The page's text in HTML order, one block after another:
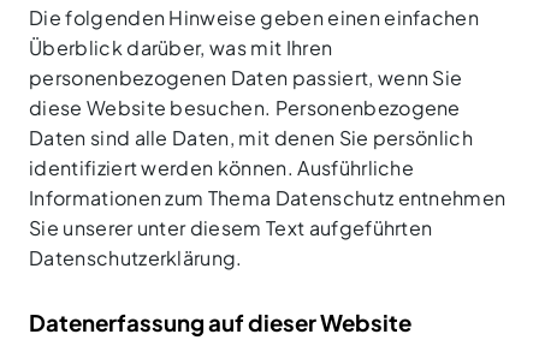
Ihre Zugangsdaten werden über den Zentralverband
verwaltet. Bitte nutzen Sie die dortige Funktion.
Angemeldet bleiben
Die folgenden Hinweise geben einen einfachen
Überblick darüber, was mit Ihren
personenbezogenen Daten passiert, wenn Sie
diese Website besuchen. Personenbezogene
Daten sind alle Daten, mit denen Sie persönlich
identifiziert werden können. Ausführliche
Informationen zum Thema Datenschutz entnehmen
Sie unserer unter diesem Text aufgeführten
Datenschutzerklärung.
Datenerfassung auf dieser Website